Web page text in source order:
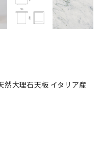
然大理石天板 イタリア産